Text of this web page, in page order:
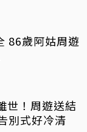
86歲阿姑周遊
世！周遊送結
別式好冷清